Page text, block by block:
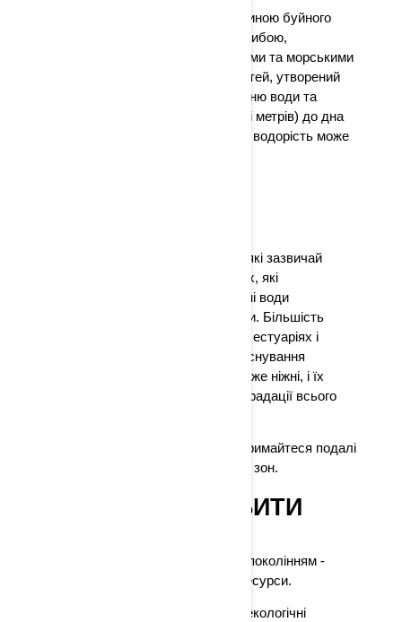
Зарості бурих водоростей є частиною буйного
підводного царства, яке кишить рибою,
безхребетними, морськими їжаками та морськими
видрами. Полог із бурих водоростей, утворений
поблизу берега, покриває поверхню води та
простягається вниз (іноді на сотні метрів) до дна
океану. У теплі місяці ця морська водорість може
Морські трави – це розплідники, які зазвичай
зустрічаються в захищених водах, які
називаються естуаріями, де прісні води
зустрічаються з солоними водами. Більшість
світової риби бере свій початок в естуаріях і
пов’язаних з ними середовищах існування
морської трави. Морські трави дуже ніжні, і їх
знищення може призвести до деградації всього
Як відповідальний водій судна, тримайтеся подалі
від обох цих екологічно чутливих зон.
ВИ МОЖЕТЕ РОБИТИ
Наш обов’язок перед наступним поколінням -
захистити наші щедрі природні ресурси.
Знайдіть час, щоб дізнатися, які екологічні